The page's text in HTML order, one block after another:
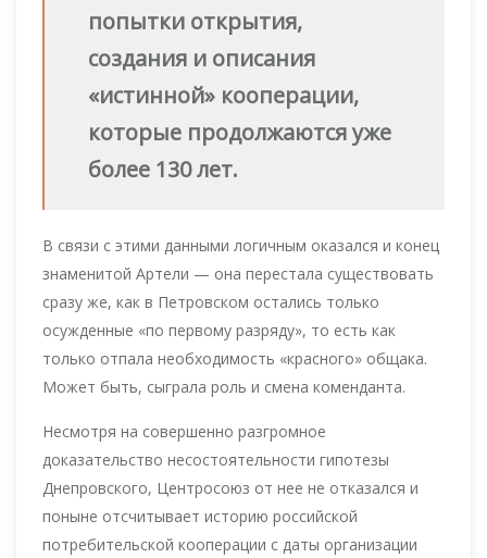
попытки открытия,
создания и описания
«истинной» кооперации,
которые продолжаются уже
более 130 лет.
В связи с этими данными логичным оказался и конец
знаменитой Артели — она перестала существовать
сразу же, как в Петровском остались только
осужденные «по первому разряду», то есть как
только отпала необходимость «красного» общака.
Может быть, сыграла роль и смена коменданта.
Несмотря на совершенно разгромное
доказательство несостоятельности гипотезы
Днепровского, Центросоюз от нее не отказался и
поныне отсчитывает историю российской
потребительской кооперации с даты организации